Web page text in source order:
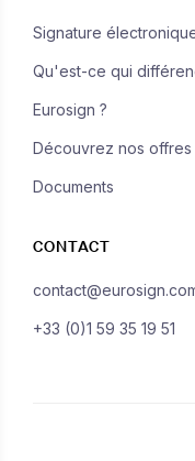
Signature
Qu'est-ce qui
Eurosign ?
Découvrez nos offres
Documents
CONTACT
+33 (0)1 59 35 19 51